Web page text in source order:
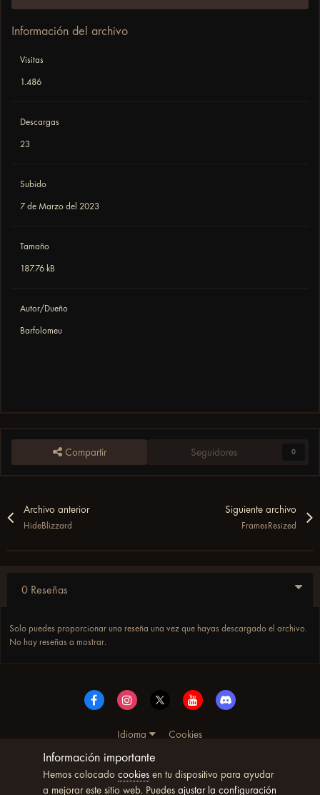
Información del archivo
Visitas
1.486
Descargas
23
Subido
7 de Marzo del 2023
Tamaño
187.76 kB
Autor/Dueño
Barfolomeu
Compartir Seguidores 0
Archivo anterior
HideBlizzard
Siguiente archivo
FramesResized
0 Reseñas
Solo puedes proporcionar una reseña una vez que hayas descargado el archivo.
No hay reseñas a mostrar.
Idioma
Cookies
© Copyright UltimoWoW™ 2025. Todos los derechos
reservados
Powered by Invision Community
Información importante
Hemos colocado cookiesen tu dispositivo para ayudar
a mejorar este sitio web. Puedes ajustar la configuración